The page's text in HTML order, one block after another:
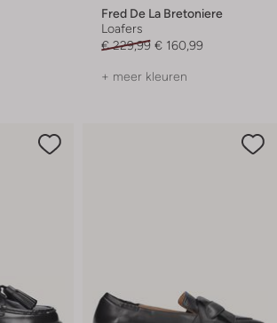
Fred De La Bretoniere
Loafers
€ 229,99 € 160,99
+ meer kleuren